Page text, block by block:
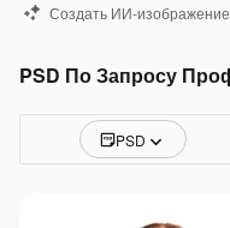
Создать ИИ-изображение
PSD